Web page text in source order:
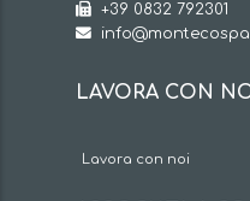
+39 0832 792301
LAVORA CON
Lavora con noi